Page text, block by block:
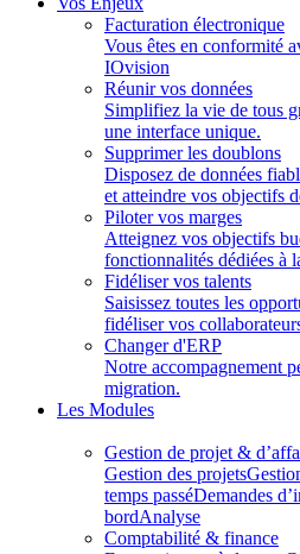
Facturation électronique
Vous êtes en conformité
IOvision
Réunir vos données
Simplifiez la vie de tous
une interface unique.
Supprimer les doublons
Disposez de données
et atteindre vos objectifs
Piloter vos marges
Atteignez vos objectifs
fonctionnalités dédiées à
Fidéliser vos talents
Saisissez toutes les
fidéliser vos
Changer d'ERP
Notre accompagnement
migration.
Les Modules
Gestion de projet &
Gestion des projets
temps passéDemandes
bordAnalyse
Comptabilité & finance